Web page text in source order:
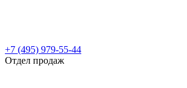
+7 (495) 979-55-44
Отдел продаж